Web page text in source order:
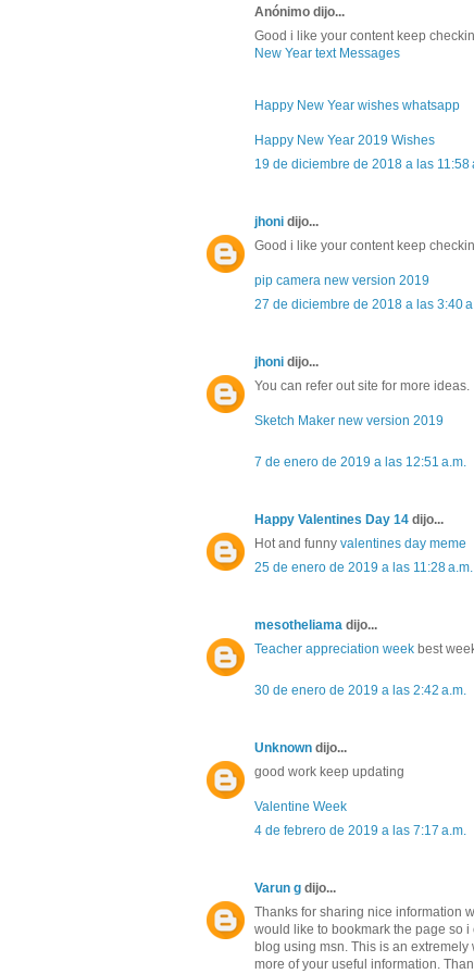
Anónimo dijo...
Good i like your content keep
New Year text Messages
Happy New Year wishes whatsapp
Happy New Year 2019 Wishes
19 de diciembre de 2018 a las 11:58
jhoni dijo...
Good i like your content keep
pip camera new version 2019
27 de diciembre de 2018 a las 3:40
jhoni dijo...
You can refer out site for more ideas.
Sketch Maker new version 2019
7 de enero de 2019 a las 12:51 a.m.
Happy Valentines Day 14 dijo...
Hot and funny valentines day meme
25 de enero de 2019 a las 11:28 a.m.
mesotheliama dijo...
Teacher appreciation week best
30 de enero de 2019 a las 2:42 a.m.
Unknown dijo...
good work keep updating
Valentine Week
4 de febrero de 2019 a las 7:17 a.m.
Varun g dijo...
Thanks for sharing nice information
would like to bookmark the page so
blog using msn. This is an
more of your useful information.